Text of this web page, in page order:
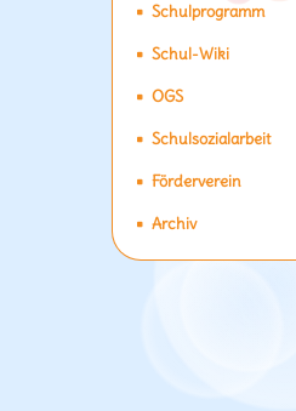
Schulprogramm
Schul-Wiki
OGS
Schulsozialarbeit
Förderverein
Archiv